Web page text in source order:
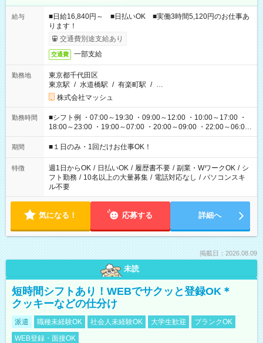
給与
■日給16,840円～ ■日払いOK ■実働3時間5,120円のお仕事あ
ります！
交通費別途支給あり
交通費 一部支給
勤務地
東京都千代田区
東京駅 / 水道橋駅 / 有楽町駅 / …
株式会社マッシュ
勤務時間
■シフト例 ・07:00～19:30 ・09:00～12:00 ・10:00～17:00 ・
18:00～23:00 ・19:00～07:00 ・20:00～09:00 ・22:00～06:00
etc ★最短で3時間で5,120円のお仕事から 15時間で2万円近く稼
げるお仕事も！ ご希望のお時間に合わせてご紹介！ ※シフトは
ください！
期間 ■１日のみ・1回だけお仕事OK！
特徴 週1日からOK / 日払いOK / 履歴書不要 / 副業・WワークOK / シ
フト勤務 / 10名以上の大量募集 / 電話対応なし / パソコンスキ
ル不要
気になる！ 応募する 詳細へ
掲載日：2026.08.09
未読
短時間シフトあり！WEBでサクッと登録OK＊
クッキーなどの仕分け
派遣 職種未経験OK 社会人未経験OK 大学生歓迎
ブランクOK
WEB登録・面接OK